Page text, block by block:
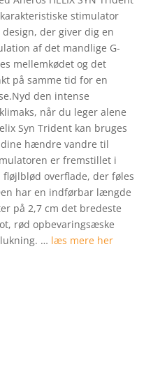
stimulator
der giver dig en
af det mandlige G-
mellemkødet og det
på samme tid for en
den intense
når du leger alene
Syn Trident kan bruges
hændre vandre til
er fremstillet i
overflade, der føles
har en indførbar længde
på 2,7 cm det bredeste
rød opbevaringsæske
… læs mere her